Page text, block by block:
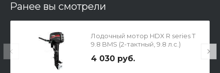
Ранее вы смотрели
Лодочный мотор HDX R series T
9.8 BMS (2-тактный, 9.8 л.с.)
4 030 руб.